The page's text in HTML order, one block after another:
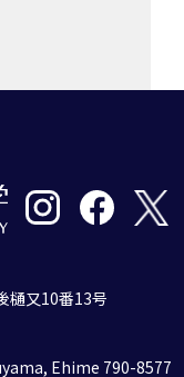
樋又10番13号
Ehime 790-8577